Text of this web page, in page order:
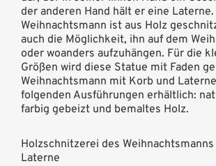
der anderen Hand hält er eine
Weihnachtsmann ist aus Holz
auch die Möglichkeit, ihn auf dem
oder woanders aufzuhängen. Für die
Größen wird diese Statue mit Faden
Weihnachtsmann mit Korb und
folgenden Ausführungen erhältlich:
farbig gebeizt und bemaltes Holz.
Holzschnitzerei des
Laterne